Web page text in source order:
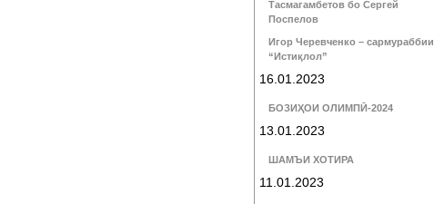
Тасмагамбетов бо Сергей
Поспелов
Игор Черевченко – сармураббии
“Истиқлол”
16.01.2023
БОЗИҲОИ ОЛИМПӢ-2024
13.01.2023
ШАМЪИ ХОТИРА
11.01.2023